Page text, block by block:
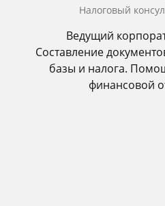
Налоговый
Ведущий
Составление
базы и налога.
финансовой